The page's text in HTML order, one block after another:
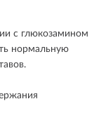
с глюкозамином
нормальную